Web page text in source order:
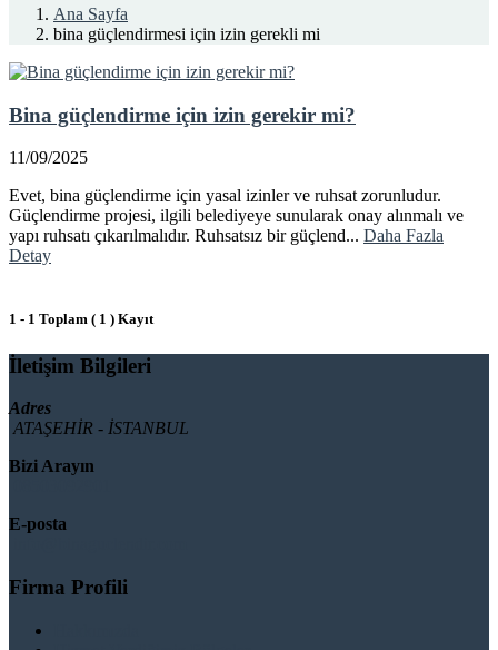
Ana Sayfa
bina güçlendirmesi için izin gerekli mi
Bina güçlendirme için izin gerekir mi?
11/09/2025
Evet, bina güçlendirme için yasal izinler ve ruhsat zorunludur.
Güçlendirme projesi, ilgili belediyeye sunularak onay alınmalı ve
yapı ruhsatı çıkarılmalıdır. Ruhsatsız bir güçlend... Daha Fazla
Detay
1 - 1 Toplam ( 1 ) Kayıt
İletişim Bilgileri
Adres
ATAŞEHİR - İSTANBUL
Bizi Arayın
E-posta
Firma Profili